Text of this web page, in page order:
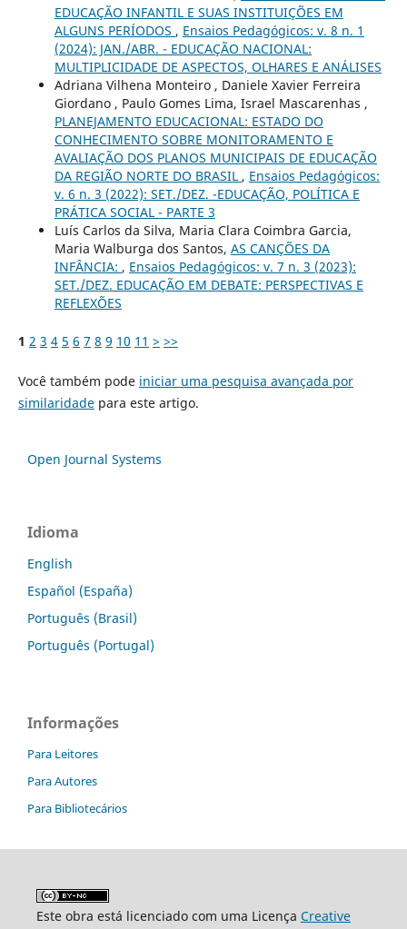
EDUCAÇÃO INFANTIL E SUAS INSTITUIÇÕES EM
ALGUNS PERÍODOS , Ensaios Pedagógicos: v. 8 n. 1
(2024): JAN./ABR. - EDUCAÇÃO NACIONAL:
MULTIPLICIDADE DE ASPECTOS, OLHARES E ANÁLISES
Adriana Vilhena Monteiro , Daniele Xavier Ferreira
Giordano , Paulo Gomes Lima, Israel Mascarenhas ,
PLANEJAMENTO EDUCACIONAL: ESTADO DO
CONHECIMENTO SOBRE MONITORAMENTO E
AVALIAÇÃO DOS PLANOS MUNICIPAIS DE EDUCAÇÃO
DA REGIÃO NORTE DO BRASIL , Ensaios Pedagógicos:
v. 6 n. 3 (2022): SET./DEZ. -EDUCAÇÃO, POLÍTICA E
PRÁTICA SOCIAL - PARTE 3
Luís Carlos da Silva, Maria Clara Coimbra Garcia,
Maria Walburga dos Santos, AS CANÇÕES DA
INFÂNCIA: , Ensaios Pedagógicos: v. 7 n. 3 (2023):
SET./DEZ. EDUCAÇÃO EM DEBATE: PERSPECTIVAS E
REFLEXÕES
1 2 3 4 5 6 7 8 9 10 11 > >>
Você também pode iniciar uma pesquisa avançada por
similaridadepara este artigo.
Open Journal Systems
Idioma
English
Español (España)
Português (Brasil)
Português (Portugal)
Informações
Para Leitores
Para Autores
Para Bibliotecários
Este obra está licenciado com uma Licença Creative